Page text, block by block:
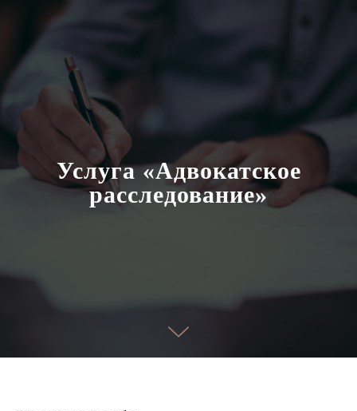
Услуга «Адвокатское
расследование»